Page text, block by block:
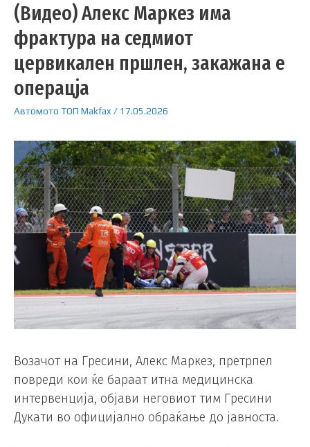
(Видео) Алекс Маркез има
фрактура на седмиот
цервикален пршлен, закажана е
операцја
Автомото ТОП Makfax / 17.05.2026
Возачот на Гресини, Алекс Маркез, претрпел
повреди кои ќе бараат итна медицинска
интервенција, објави неговиот тим Гресини
Дукати во официјално обраќање до јавноста.